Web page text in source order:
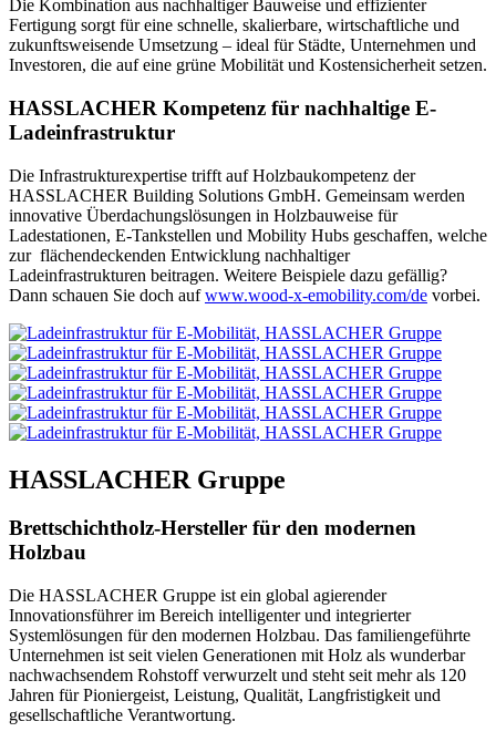
Die Kombination aus nachhaltiger Bauweise und effizienter
Fertigung sorgt für eine schnelle, skalierbare, wirtschaftliche und
zukunftsweisende Umsetzung – ideal für Städte, Unternehmen und
Investoren, die auf eine grüne Mobilität und Kostensicherheit setzen.
HASSLACHER Kompetenz für nachhaltige E-
Ladeinfrastruktur
Die Infrastrukturexpertise trifft auf Holzbaukompetenz der
HASSLACHER Building Solutions GmbH. Gemeinsam werden
innovative Überdachungslösungen in Holzbauweise für
Ladestationen, E-Tankstellen und Mobility Hubs geschaffen, welche
zur flächendeckenden Entwicklung nachhaltiger
Ladeinfrastrukturen beitragen. Weitere Beispiele dazu gefällig?
Dann schauen Sie doch aufwww.wood-x-emobility.com/de vorbei.
HASSLACHER Gruppe
Brettschichtholz-Hersteller für den modernen
Holzbau
Die HASSLACHER Gruppe ist ein global agierender
Innovationsführer im Bereich intelligenter und integrierter
Systemlösungen für den modernen Holzbau. Das familiengeführte
Unternehmen ist seit vielen Generationen mit Holz als wunderbar
nachwachsendem Rohstoff verwurzelt und steht seit mehr als 120
Jahren für Pioniergeist, Leistung, Qualität, Langfristigkeit und
gesellschaftliche Verantwortung.